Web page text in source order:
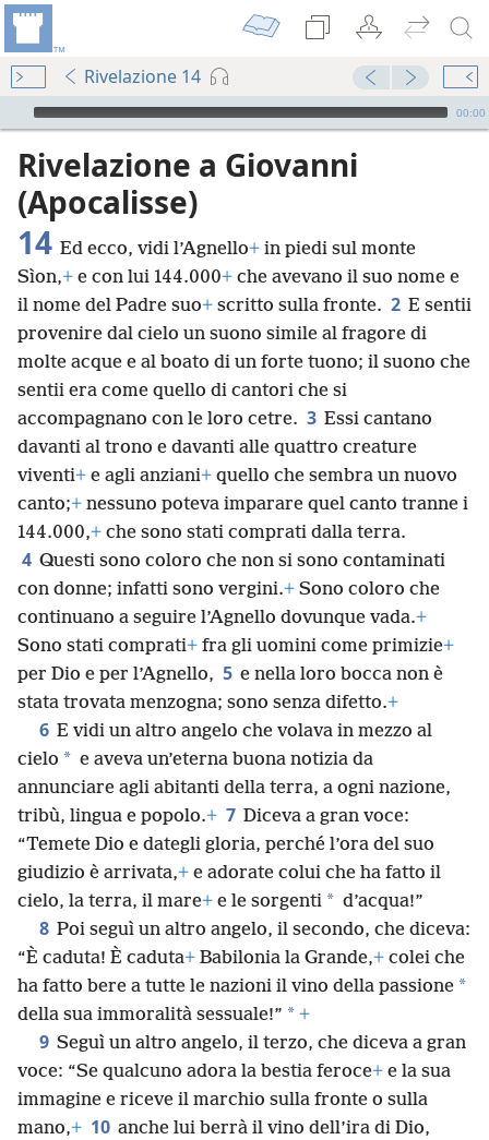
Rivelazione 14
Audio Player
00:00
Rivelazione a Giovanni
(Apocalisse)
14 Ed ecco, vidi l’Agnello+ in piedi sul monte
Sìon,+ e con lui 144.000+ che avevano il suo nome e
il nome del Padre suo+ scritto sulla fronte. 2 E sentii
provenire dal cielo un suono simile al fragore di
molte acque e al boato di un forte tuono; il suono che
sentii era come quello di cantori che si
accompagnano con le loro cetre. 3 Essi cantano
davanti al trono e davanti alle quattro creature
viventi+ e agli anziani+ quello che sembra un nuovo
canto;+ nessuno poteva imparare quel canto tranne i
144.000,+ che sono stati comprati dalla terra.
4 Questi sono coloro che non si sono contaminati
con donne; infatti sono vergini.+ Sono coloro che
continuano a seguire l’Agnello dovunque vada.+
Sono stati comprati+ fra gli uomini come primizie+
per Dio e per l’Agnello, 5 e nella loro bocca non è
stata trovata menzogna; sono senza difetto.+
6 E vidi un altro angelo che volava in mezzo al
cielo * e aveva un’eterna buona notizia da
annunciare agli abitanti della terra, a ogni nazione,
tribù, lingua e popolo.+ 7 Diceva a gran voce:
“Temete Dio e dategli gloria, perché l’ora del suo
giudizio è arrivata,+ e adorate colui che ha fatto il
cielo, la terra, il mare+ e le sorgenti * d’acqua!”
8 Poi seguì un altro angelo, il secondo, che diceva:
“È caduta! È caduta+ Babilonia la Grande,+ colei che
ha fatto bere a tutte le nazioni il vino della passione *
della sua immoralità sessuale!” * +
9 Seguì un altro angelo, il terzo, che diceva a gran
voce: “Se qualcuno adora la bestia feroce+ e la sua
immagine e riceve il marchio sulla fronte o sulla
mano,+ 10 anche lui berrà il vino dell’ira di Dio,